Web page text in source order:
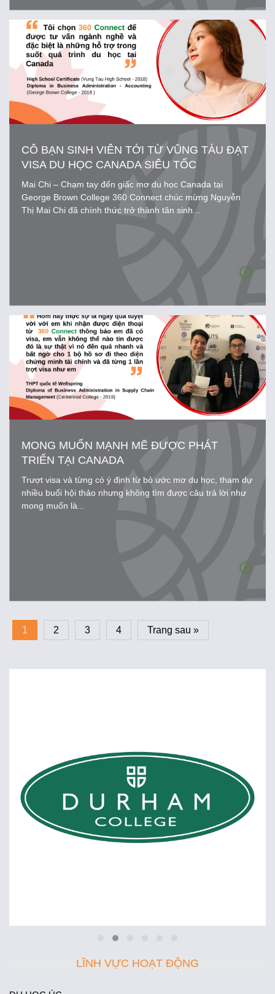
LĨNH VỰC HOẠT ĐỘNG
CÔ BẠN SINH VIÊN TỚI TỪ VŨNG TÀU ĐẠT
VISA DU HỌC CANADA SIÊU TỐC
Mai Chi – Chạm tay đến giấc mơ du học Canada tại
George Brown College 360 Connect chúc mừng Nguyễn
Thị Mai Chi đã chính thức trở thành tân sinh...
MONG MUỐN MẠNH MẼ ĐƯỢC PHÁT
TRIỂN TẠI CANADA
Trượt visa và từng có ý định từ bỏ ước mơ du học, tham dự
nhiều buổi hội thảo nhưng không tìm được câu trả lời như
mong muốn là...
1 2 3 4 Trang sau »